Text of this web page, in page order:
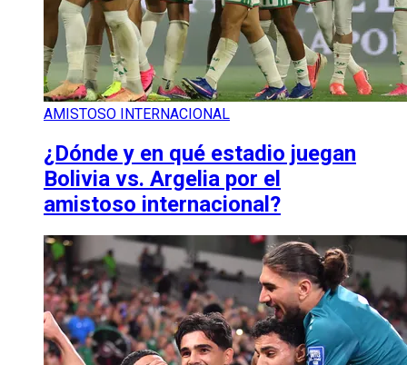
AMISTOSO INTERNACIONAL
¿Dónde y en qué estadio juegan
Bolivia vs. Argelia por el
amistoso internacional?